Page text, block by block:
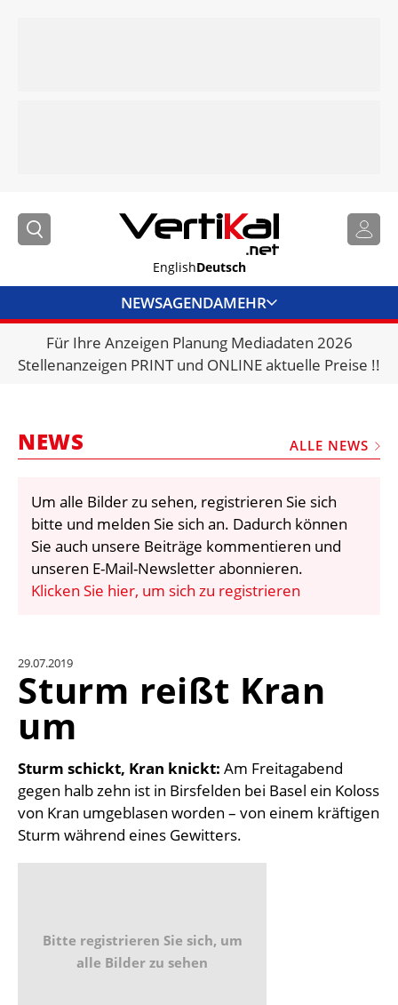
EnglishDeutsch
NEWSAGENDAMEHR
BRANCHENLINKS
VERMIETER
VIDEOS
BIBLIOTHEK
KRAN & BÜHNE
EINHEITENKONVERTER
KONTAKT
Für Ihre Anzeigen Planung Mediadaten 2026
Stellenanzeigen PRINT und ONLINE aktuelle Preise !!
NEWS ALLE NEWS
Um alle Bilder zu sehen, registrieren Sie sich
bitte und melden Sie sich an. Dadurch können
Sie auch unsere Beiträge kommentieren und
unseren E-Mail-Newsletter abonnieren.
Klicken Sie hier, um sich zu registrieren
29.07.2019
Sturm reißt Kran
um
Sturm schickt, Kran knickt: Am Freitagabend
gegen halb zehn ist in Birsfelden bei Basel ein Koloss
von Kran umgeblasen worden – von einem kräftigen
Sturm während eines Gewitters.
Bitte registrieren Sie sich, um
alle Bilder zu sehen